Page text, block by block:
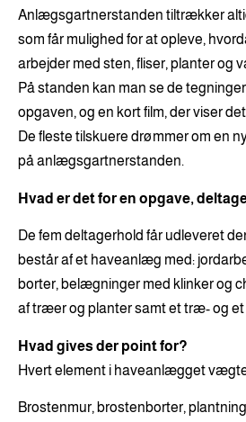
Anlægsgartnerstanden tiltrækker
som får mulighed for at opleve,
arbejder med sten, fliser, planter og
På standen kan man se de
opgaven, og en kort film, der viser
De fleste tilskuere drømmer om en
på anlægsgartnerstanden.
Hvad er det for en opgave,
De fem deltagerhold får udleveret
består af et haveanlæg med:
borter, belægninger med klinker og
af træer og planter samt et træ- og
Hvad gives der point for?
Hvert element i haveanlægget
Brostenmur, brostenborter,